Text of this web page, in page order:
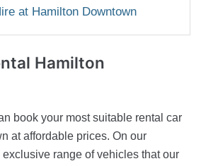
at Hamilton Downtown
Hamilton
book your most suitable rental car
at affordable prices. On our
range of vehicles that our